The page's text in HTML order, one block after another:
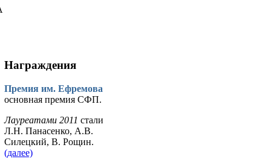
Награждения
Премия им. Ефремова
основная премия СФП.
Лауреатами 2011 стали
Л.Н. Панасенко, А.В.
Силецкий, В. Рощин.
(далее)